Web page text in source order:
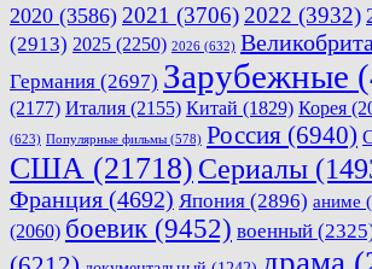
2020 (3586) 2021 (3706) 2022 (3932)
(2913) 2025 (2250) 2026 (632)
Германия (2697) Зарубежные
(2177) Италия (2155) Китай (1829) Корея
(623) Популярные фильмы (578) Россия (6940)
США (21718) Сериалы
Франция (4692) Япония (2896) аниме
(2060) боевик (9452) военный